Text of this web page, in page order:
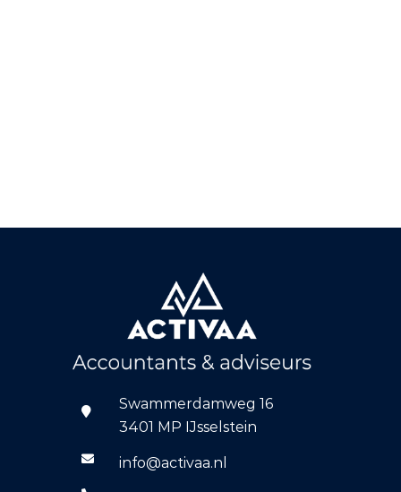
Swammerdamweg 16
3401 MP IJsselstein
info@activaa.nl